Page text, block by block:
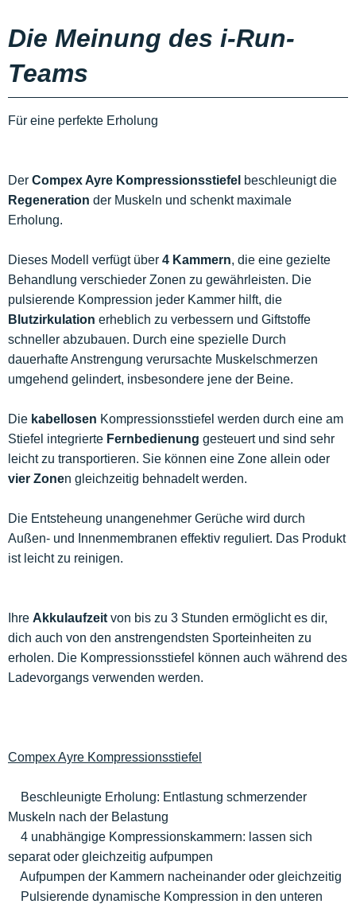
Die Meinung des i-Run-
Teams
Für eine perfekte Erholung
Der Compex Ayre Kompressionsstiefel beschleunigt die
Regeneration der Muskeln und schenkt maximale
Erholung.
Dieses Modell verfügt über 4 Kammern, die eine gezielte
Behandlung verschieder Zonen zu gewährleisten. Die
pulsierende Kompression jeder Kammer hilft, die
Blutzirkulation erheblich zu verbessern und Giftstoffe
schneller abzubauen. Durch eine spezielle Durch
dauerhafte Anstrengung verursachte Muskelschmerzen
umgehend gelindert, insbesondere jene der Beine.
Die kabellosen Kompressionsstiefel werden durch eine am
Stiefel integrierte Fernbedienung gesteuert und sind sehr
leicht zu transportieren. Sie können eine Zone allein oder
vier Zonen gleichzeitig behnadelt werden.
Die Entsteheung unangenehmer Gerüche wird durch
Außen- und Innenmembranen effektiv reguliert. Das Produkt
ist leicht zu reinigen.
Ihre Akkulaufzeit von bis zu 3 Stunden ermöglicht es dir,
dich auch von den anstrengendsten Sporteinheiten zu
erholen. Die Kompressionsstiefel können auch während des
Ladevorgangs verwenden werden.
Compex Ayre Kompressionsstiefel
Beschleunigte Erholung: Entlastung schmerzender
Muskeln nach der Belastung
4 unabhängige Kompressionskammern: lassen sich
separat oder gleichzeitig aufpumpen
Aufpumpen der Kammern nacheinander oder gleichzeitig
Pulsierende dynamische Kompression in den unteren